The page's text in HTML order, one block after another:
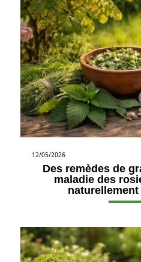
12/05/2026
Des remèdes de
maladie des